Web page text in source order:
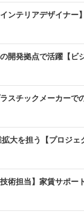
ンテリアデザイナー
発拠点で活躍【ビ
スチックメーカーで
大を担う【プロジェ
術担当】家賃サポー